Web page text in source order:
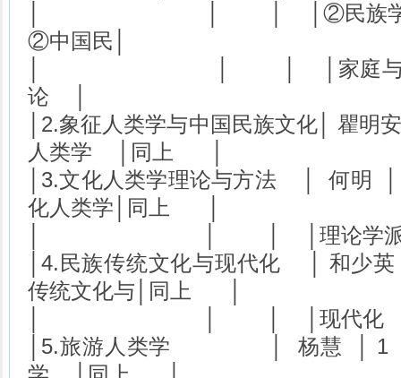
│ │ │ │②民族学理论
②中国民│
│ │ │ │家庭与亲
论 │
│2.象征人类学与中国民族文化│ 瞿
人类学 │同上 │
│3.文化人类学理论与方法 │ 何
化人类学│同上 │
│ │ │ │理论
│4.民族传统文化与现代化 │ 和
传统文化与│同上 │
│ │ │ │现
│5.旅游人类学 │ 杨慧 │ 1